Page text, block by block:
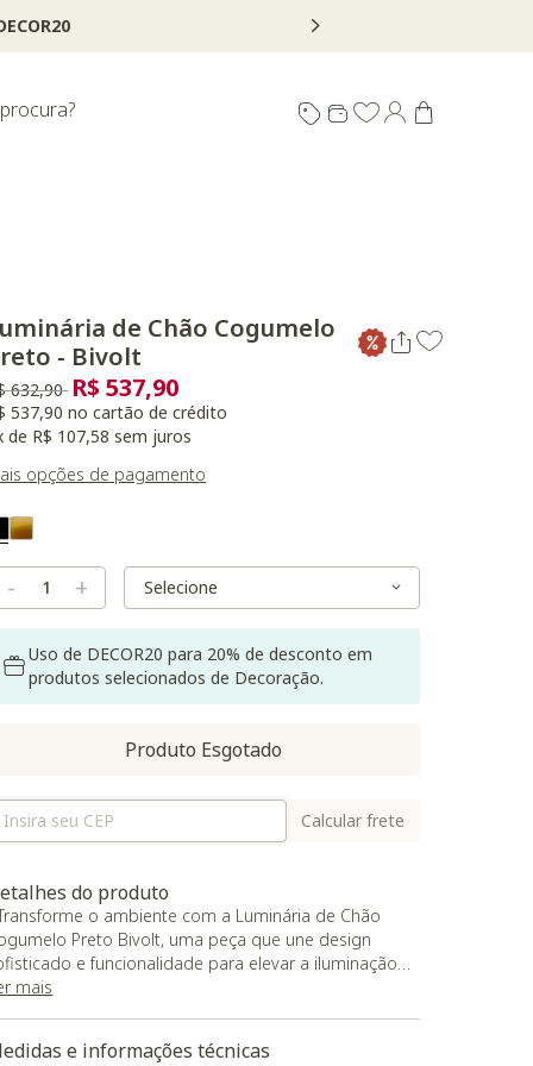
de Chão Cogumelo
- Bivolt
reduzido de
632,90 para
R$ 537,90
537,90 no cartão de crédito
de R$ 107,58 sem juros
opções de pagamento
Real Color
- + Variant Size
Variant Size
Uso de DECOR20 para 20% de desconto em
produtos selecionados de Decoração.
Produto Esgotado
Calcular frete
do produto
o ambiente com a Luminária de Chão
Preto Bivolt, uma peça que une design
e funcionalidade para elevar a iluminação
sala, do quarto ou até do banheiro;
e criar uma atmosfera acolhedora e charmosa;
mais
e informações técnicas